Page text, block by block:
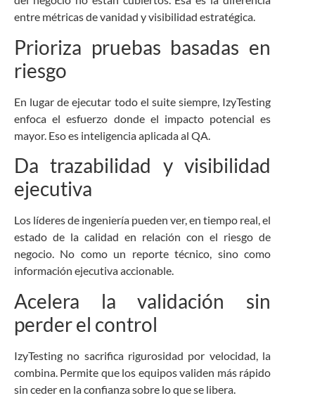
entre métricas de vanidad y visibilidad estratégica.
Prioriza pruebas basadas en
riesgo
En lugar de ejecutar todo el suite siempre, IzyTesting
enfoca el esfuerzo donde el impacto potencial es
mayor. Eso es inteligencia aplicada al QA.
Da trazabilidad y visibilidad
ejecutiva
Los líderes de ingeniería pueden ver, en tiempo real, el
estado de la calidad en relación con el riesgo de
negocio. No como un reporte técnico, sino como
información ejecutiva accionable.
Acelera la validación sin
perder el control
IzyTesting no sacrifica rigurosidad por velocidad, la
combina. Permite que los equipos validen más rápido
sin ceder en la confianza sobre lo que se libera.